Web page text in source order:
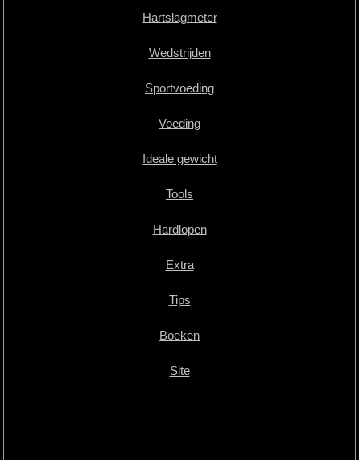
Hartslagmeter
Wedstrijden
Sportvoeding
Voeding
Ideale gewicht
Tools
Hardlopen
Extra
Tips
Boeken
Site